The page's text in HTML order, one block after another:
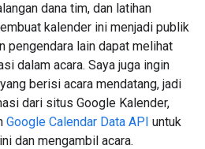
dana tim, dan latihan
kalender ini menjadi publik
pengendara lain dapat melihat
dalam acara. Saya juga ingin
berisi acara mendatang, jadi
dari situs Google Kalender,
Google Calendar Data API untuk
dan mengambil acara.